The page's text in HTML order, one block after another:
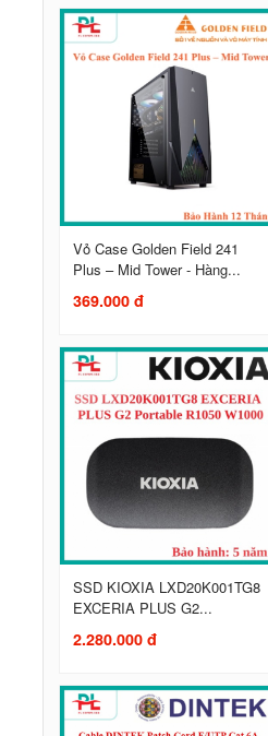
Vỏ Case Golden Field 241
Plus – Mid Tower - Hàng...
369.000 đ
SSD KIOXIA LXD20K001TG8
EXCERIA PLUS G2...
2.280.000 đ